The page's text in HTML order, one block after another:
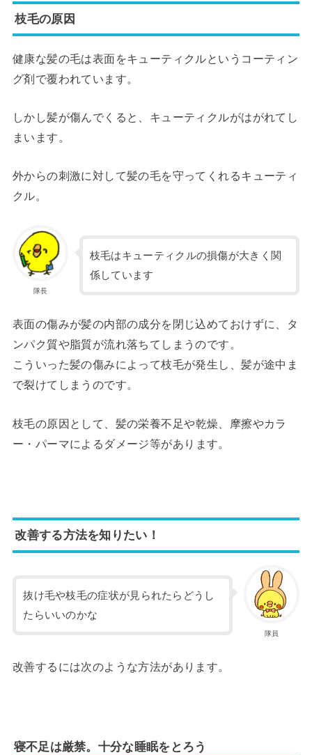
枝毛の原因
健康な髪の毛は表面をキューティクルというコーティン
グ剤で覆われています。
しかし髪が傷んでくると、キューティクルがはがれてし
まいます。
外からの刺激に対して髪の毛を守ってくれるキューティ
クル。
隊長
枝毛はキューティクルの損傷が大きく関
係しています
表面の傷みが髪の内部の成分を閉じ込めておけずに、タ
ンパク質や脂質が流れ落ちてしまうのです。
こういった髪の傷みによって枝毛が発生し、髪が途中ま
で裂けてしまうのです。
枝毛の原因として、 髪の栄養不足や乾燥、摩擦やカラ
ー・パーマによるダメージ等があります。
改善する方法を知りたい！
隊員
抜け毛や枝毛の症状が見られたらどうし
たらいいのかな
改善するには次のような方法があります。
寝不足は厳禁。十分な睡眠をとろう